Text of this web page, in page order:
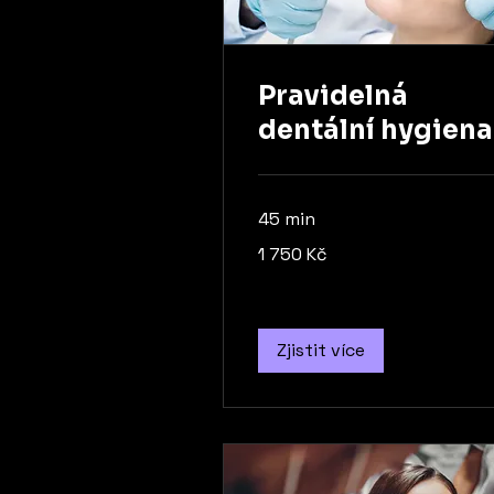
Pravidelná
dentální hygiena
45 min
českých
1 750 Kč
Zjistit více